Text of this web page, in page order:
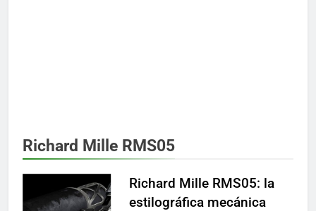
Richard Mille RMS05
Richard Mille RMS05: la
estilográfica mecánica